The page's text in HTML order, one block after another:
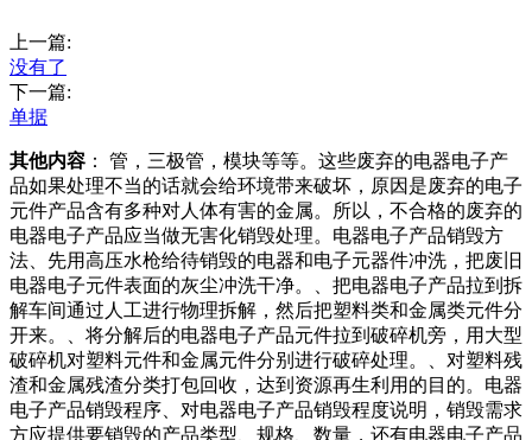
上一篇:
没有了
下一篇:
单据
其他内容 ： 管，三极管，模块等等。这些废弃的电器电子产
品如果处理不当的话就会给环境带来破坏，原因是废弃的电子
元件产品含有多种对人体有害的金属。所以，不合格的废弃的
电器电子产品应当做无害化销毁处理。电器电子产品销毁方
法、先用高压水枪给待销毁的电器和电子元器件冲洗，把废旧
电器电子元件表面的灰尘冲洗干净。、把电器电子产品拉到拆
解车间通过人工进行物理拆解，然后把塑料类和金属类元件分
开来。、将分解后的电器电子产品元件拉到破碎机旁，用大型
破碎机对塑料元件和金属元件分别进行破碎处理。、对塑料残
渣和金属残渣分类打包回收，达到资源再生利用的目的。电器
电子产品销毁程序、对电器电子产品销毁程度说明，销毁需求
方应提供要销毁的产品类型、规格、数量，还有电器电子产品